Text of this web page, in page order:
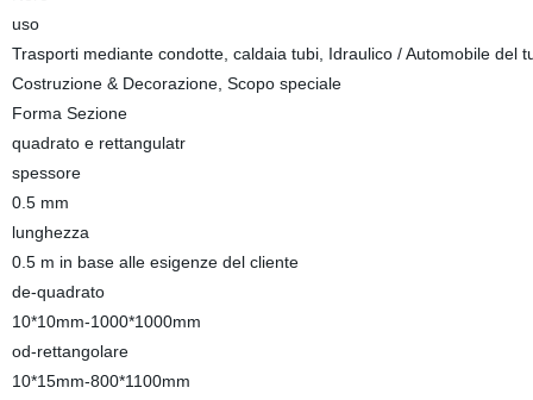
uso
Trasporti mediante condotte, caldaia tubi, Idraulico / Automobile del
Costruzione & Decorazione, Scopo speciale
Forma Sezione
quadrato e rettangulatr
spessore
0.5 mm
lunghezza
0.5 m in base alle esigenze del cliente
de-quadrato
10*10mm-1000*1000mm
od-rettangolare
10*15mm-800*1100mm